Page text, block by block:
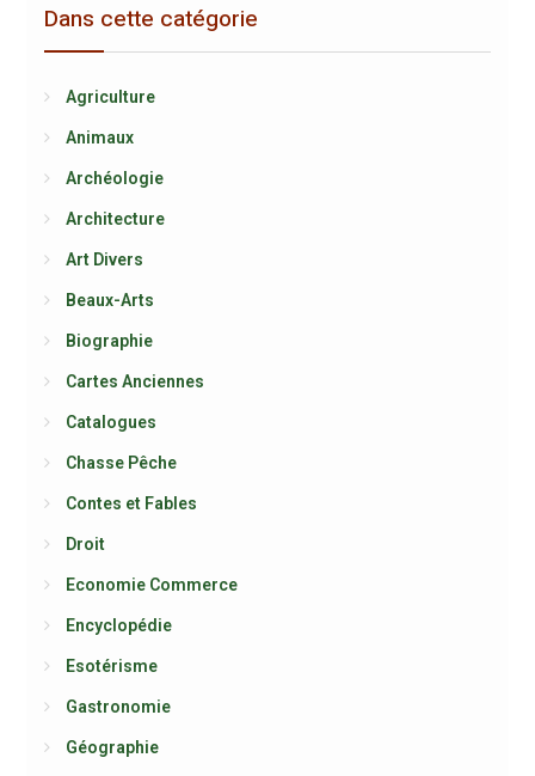
Dans cette catégorie
Agriculture
Animaux
Archéologie
Architecture
Art Divers
Beaux-Arts
Biographie
Cartes Anciennes
Catalogues
Chasse Pêche
Contes et Fables
Droit
Economie Commerce
Encyclopédie
Esotérisme
Gastronomie
Géographie